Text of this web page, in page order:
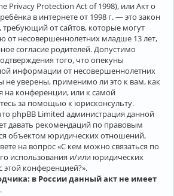
Privacy Protection Act of 1998), или Акт о
в интернете от 1998 г. — это закон
от сайтов, которые могут
от несовершеннолетних младше 13 лет,
согласие родителей. Допустимо
того, что опекуны
информации от несовершеннолетних
не уверены, применимо ли это к вам, как
на конференции, или к самой
за помощью к юрисконсульту.
phpBB Limited администрация данной
давать рекомендаций по правовым
объектом юридических отношений,
на вопрос «С кем можно связаться по
использования и/или юридических
этой конференцией?».
в России данный акт не имеет
.